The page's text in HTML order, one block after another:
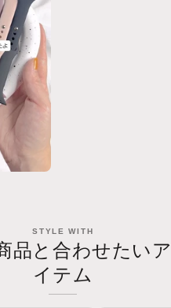
STYLE WITH
品と合わせたいア
イテム